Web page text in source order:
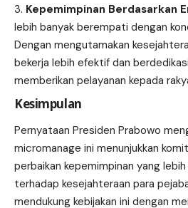
Kepemimpinan Berdasarkan
lebih banyak berempati dengan
Dengan mengutamakan
bekerja lebih efektif dan
memberikan pelayanan kepada
Kesimpulan
Pernyataan Presiden Prabowo
micromanage ini menunjukkan
perbaikan kepemimpinan yang
terhadap kesejahteraan para
mendukung kebijakan ini dengan